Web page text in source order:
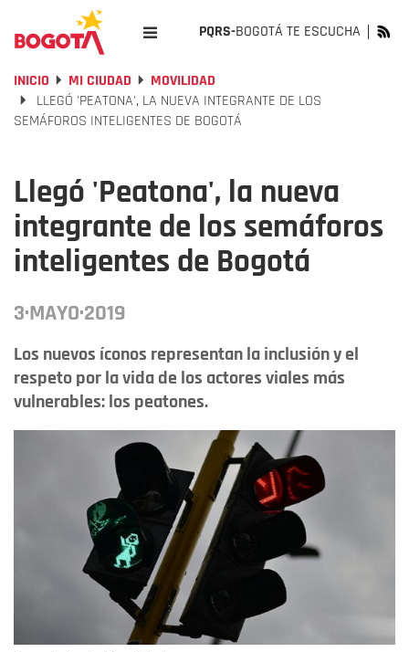
PQRS-BOGOTÁ TE ESCUCHA
INICIO MI CIUDAD
MOVILIDAD
LLEGÓ 'PEATONA', LA NUEVA INTEGRANTE DE LOS
SEMÁFOROS INTELIGENTES DE BOGOTÁ
Llegó 'Peatona', la nueva
integrante de los semáforos
inteligentes de Bogotá
3·MAYO·2019
Los nuevos íconos representan la inclusión y el
respeto por la vida de los actores viales más
vulnerables: los peatones.